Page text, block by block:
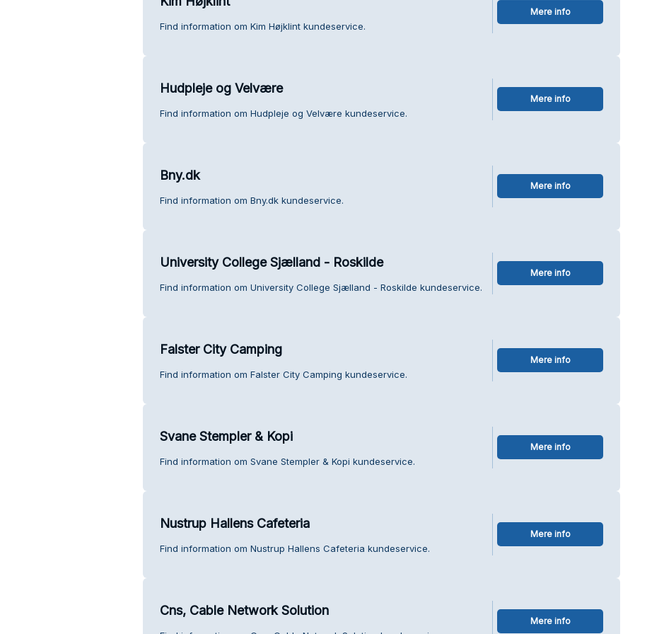
Find information om Kim Højklint kundeservice.
Mere info
Hudpleje og Velvære
Find information om Hudpleje og Velvære kundeservice.
Mere info
Bny.dk
Find information om Bny.dk kundeservice.
Mere info
University College Sjælland - Roskilde
Find information om University College Sjælland - Roskilde kundeservice.
Mere info
Falster City Camping
Find information om Falster City Camping kundeservice.
Mere info
Svane Stempler & Kopi
Find information om Svane Stempler & Kopi kundeservice.
Mere info
Nustrup Hallens Cafeteria
Find information om Nustrup Hallens Cafeteria kundeservice.
Mere info
Cns, Cable Network Solution
Mere info